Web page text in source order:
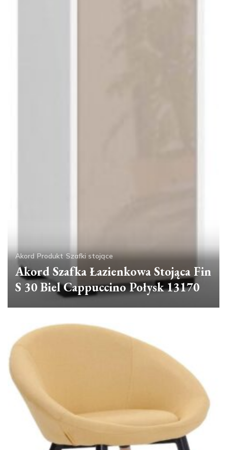
Akord Produkt Szafki stojące
Akord Szafka Łazienkowa Stojąca Fin
S 30 Biel Cappuccino Połysk 13170